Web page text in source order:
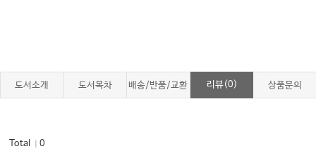
도서소개 도서목차 배송/반품/교환 리뷰(0) 상품문의
Total ｜0